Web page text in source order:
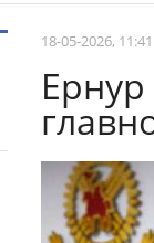
18-05-2026, 11:41